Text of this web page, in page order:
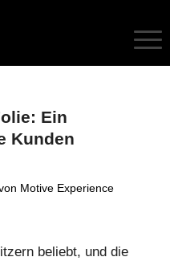
Ein
Kunden
Motive Experience
beliebt, und die